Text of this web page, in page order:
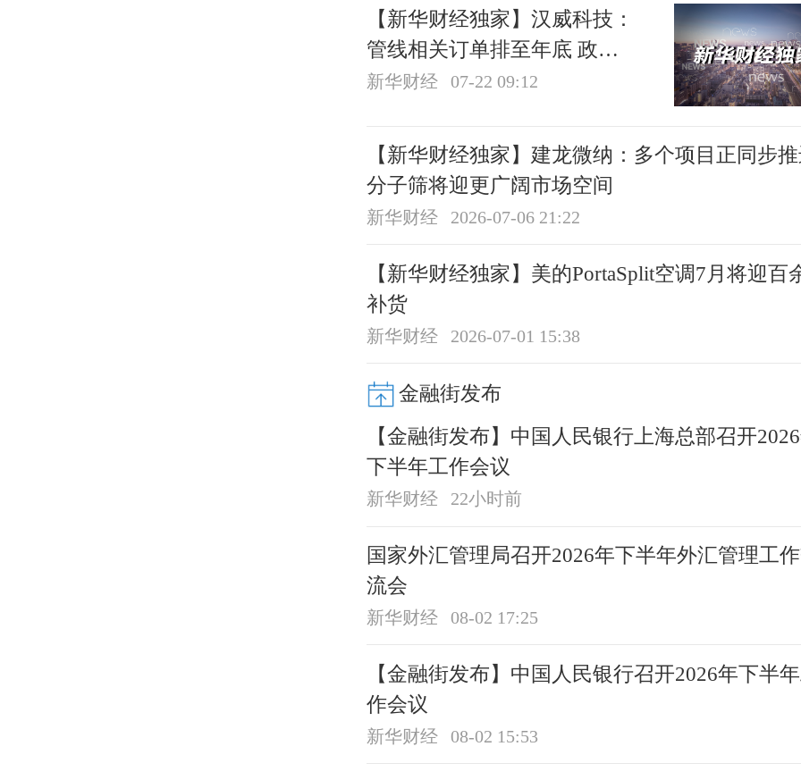
【新华财经独家】汉威科技：
管线相关订单排至年底 政策
红利仍处于释放期
新华财经 07-22 09:12
【新华财经独家】建龙微纳：多个项目正同步
分子筛将迎更广阔市场空间
新华财经 2026-07-06 21:22
【新华财经独家】美的PortaSplit空调7月将迎百
补货
新华财经 2026-07-01 15:38
金融街发布
【金融街发布】中国人民银行上海总部召开
下半年工作会议
新华财经 22小时前
国家外汇管理局召开2026年下半年外汇管理工
流会
新华财经 08-02 17:25
【金融街发布】中国人民银行召开2026年下半
作会议
新华财经 08-02 15:53